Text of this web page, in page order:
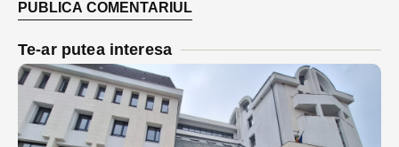
Te-ar putea interesa